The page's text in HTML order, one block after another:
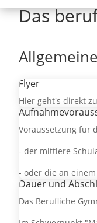
Das
Flyer
Hier geht's direkt
Voraussetzung für
- der mittlere
- oder die an
Dauer und
Das Berufliche